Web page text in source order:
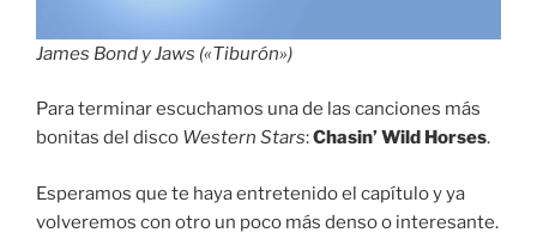
James Bond y Jaws («Tiburón»)
Para terminar escuchamos una de las canciones más
bonitas del disco Western Stars:Chasin’ Wild Horses.
Esperamos que te haya entretenido el capítulo y ya
volveremos con otro un poco más denso o interesante.